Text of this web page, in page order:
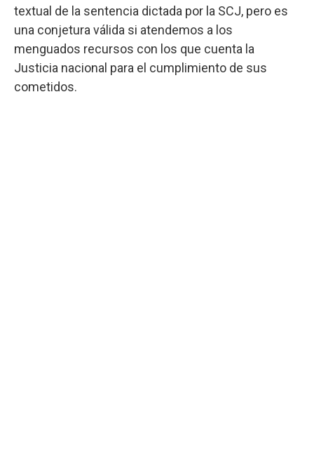
textual de la sentencia dictada por la SCJ, pero es
una conjetura válida si atendemos a los
menguados recursos con los que cuenta la
Justicia nacional para el cumplimiento de sus
cometidos.